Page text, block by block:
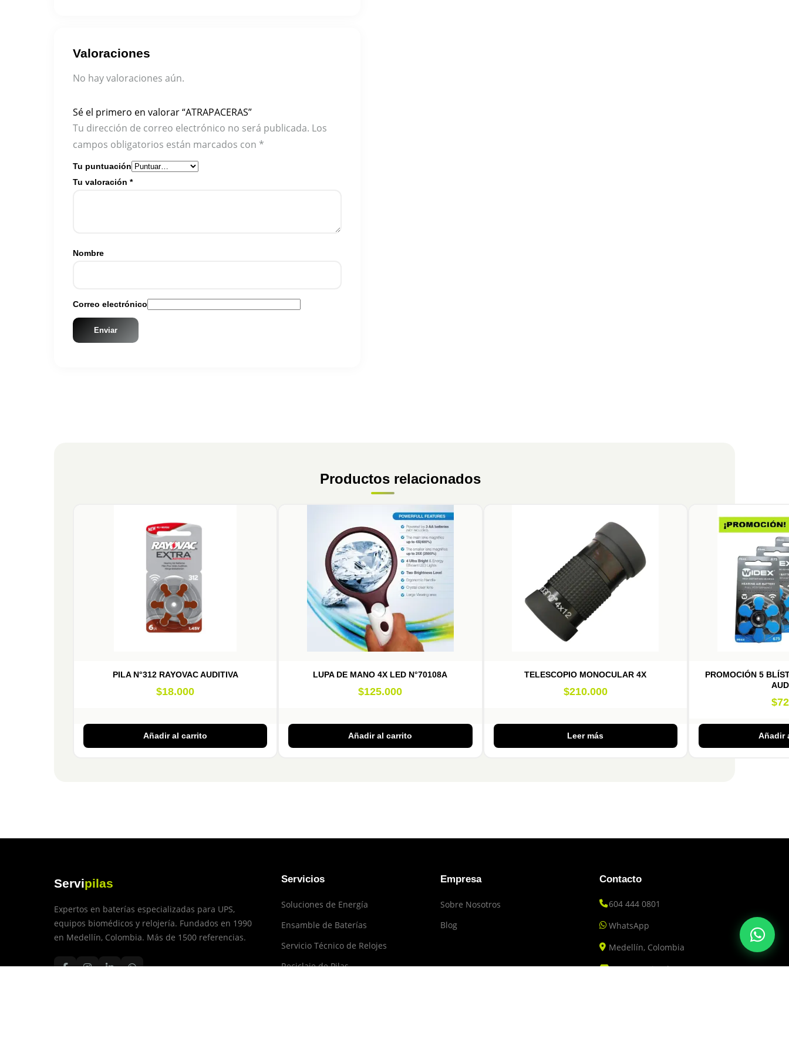
Valoraciones
No hay valoraciones aún.
Sé el primero en valorar “ATRAPACERAS”
Tu dirección de correo electrónico no será publicada. Los
campos obligatorios están marcados con *
Tu puntuación
Tu valoración *
Nombre
Correo electrónico
Productos relacionados
PILA N°312 RAYOVAC AUDITIVA
$18.000
Añadir al carrito
LUPA DE MANO 4X LED N°70108A
$125.000
Añadir al carrito
TELESCOPIO MONOCULAR 4X
$210.000
Leer más
PROMOCIÓN 5
$
Añadir
Servipilas
Expertos en baterías especializadas para UPS,
equipos biomédicos y relojería. Fundados en 1990
en Medellín, Colombia. Más de 1500 referencias.
Servicios
Soluciones de Energía
Ensamble de Baterías
Servicio Técnico de Relojes
Reciclaje de Pilas
Empresa
Sobre Nosotros
Blog
Contacto
604 444 0801
WhatsApp
Medellín, Colombia
Nuestras Tiendas